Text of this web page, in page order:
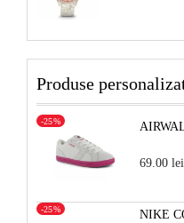
Produse
-25%
69.00 lei
NIKE
-25%